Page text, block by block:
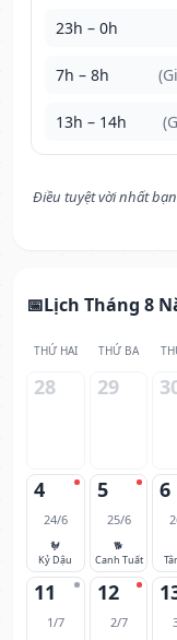
23h – 0h
7h – 8h
13h – 14h
Điều tuyệt vời nhất
Lịch Tháng 8
THỨ HAI THỨ BA
28 29
4
24/6
🐓
Kỷ Dậu
5
25/6
🐕
Canh Tuất
6
11
1/7
12
2/7